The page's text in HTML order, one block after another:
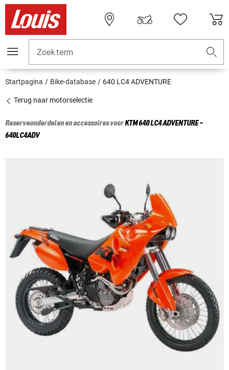
Zoekterm
Startpagina Bike-database 640 LC4 ADVENTURE
Terug naar motorselectie
Reserveonderdelen en accessoires voorKTM640 LC4 ADVENTURE -
640LC4ADV